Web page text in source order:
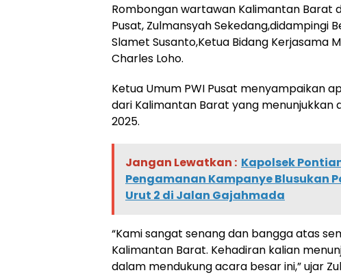
Rombongan wartawan Kalimantan Barat
Pusat, Zulmansyah Sekedang,didampingi
Slamet Susanto,Ketua Bidang Kerjasama
Charles Loho.
Ketua Umum PWI Pusat menyampaikan
dari Kalimantan Barat yang menunjukkan
2025.
Jangan Lewatkan : Kapolsek
Pengamanan Kampanye Blusukan
Urut 2 di Jalan Gajahmada
“Kami sangat senang dan bangga atas
Kalimantan Barat. Kehadiran kalian
dalam mendukung acara besar ini,” ujar